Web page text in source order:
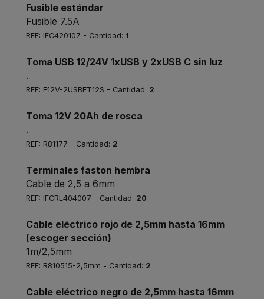
Fusible estándar
Fusible 7.5A
REF: IFC420107 - Cantidad: 1
Toma USB 12/24V 1xUSB y 2xUSB C sin luz
.
REF: F12V-2USBET12S - Cantidad: 2
Toma 12V 20Ah de rosca
.
REF: R81177 - Cantidad: 2
Terminales faston hembra
Cable de 2,5 a 6mm
REF: IFCRL404007 - Cantidad: 20
Cable eléctrico rojo de 2,5mm hasta 16mm
(escoger sección)
1m/2,5mm
REF: R810515-2,5mm - Cantidad: 2
Cable eléctrico negro de 2,5mm hasta 16mm